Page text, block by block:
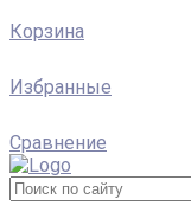
Корзина
Избранные
Сравнение